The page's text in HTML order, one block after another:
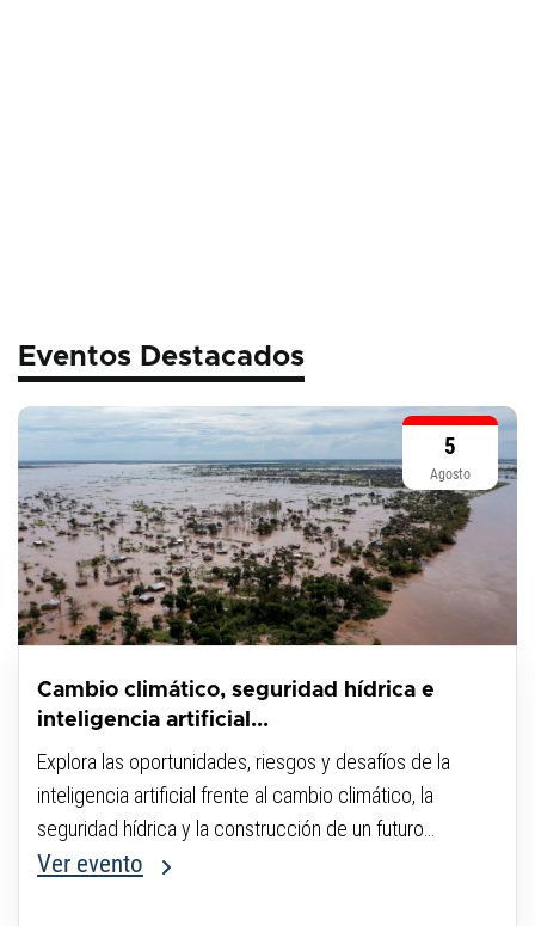
Eventos Destacados
5
Agosto
Cambio climático, seguridad hídrica e
inteligencia artificial...
Explora las oportunidades, riesgos y desafíos de la
inteligencia artificial frente al cambio climático, la
seguridad hídrica y la construcción de un futuro
sostenible.
Ver evento